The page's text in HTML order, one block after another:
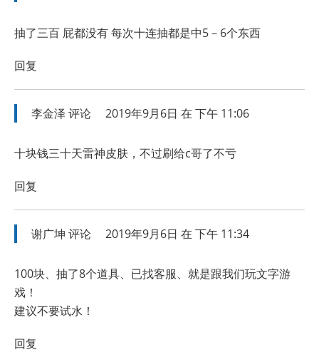
抽了三百 屁都没有 每次十连抽都是中5－6个东西
回复
李金泽 评论 2019年9月6日 在 下午 11:06
十块钱三十天雷神皮肤，不过刷给c哥了不亏
回复
谢广坤 评论 2019年9月6日 在 下午 11:34
100块、抽了8个道具、已找客服、就是跟我们玩文字游
戏！
建议不要试水！
回复